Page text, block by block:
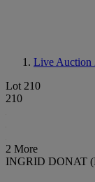
Live Auction
Lot 210
210
2 More
INGRID DONAT